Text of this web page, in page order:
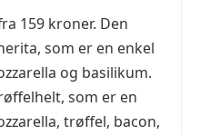
159 kroner. Den
som er en enkel
og basilikum.
som er en
trøffel, bacon,